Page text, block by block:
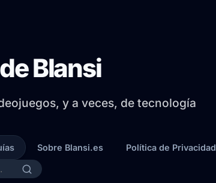
Blansi
y a veces, de tecnología
Sobre Blansi.es Política de Privacidad